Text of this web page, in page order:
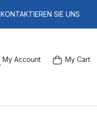
KONTAKTIEREN SIE UNS
My Account My Cart